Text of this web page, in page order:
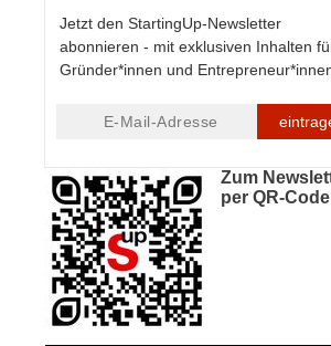
Jetzt den StartingUp-Newsletter
abonnieren - mit exklusiven Inhalten
Gründer*innen und
Zum
per QR-Code